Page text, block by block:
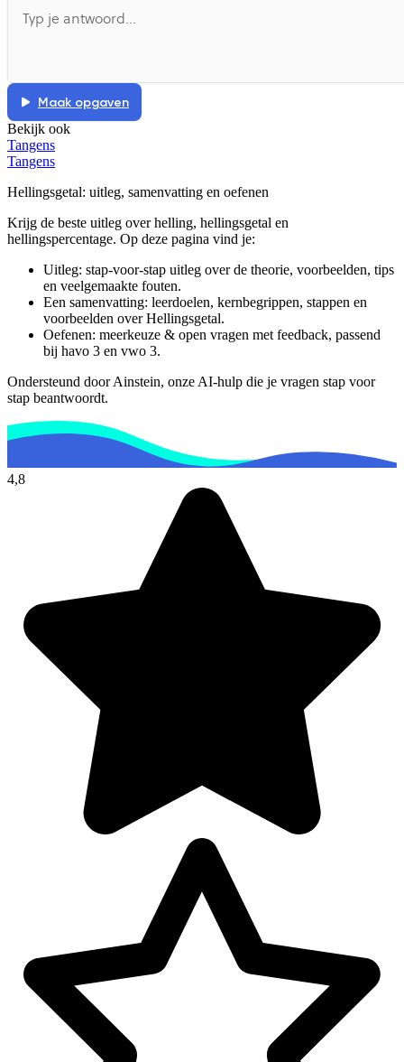
Maak opgaven
Bekijk ook
Tangens
Tangens
Hellingsgetal: uitleg, samenvatting en oefenen
Krijg de beste uitleg over helling, hellingsgetal en
hellingspercentage. Op deze pagina vind je:
Uitleg: stap-voor-stap uitleg over de theorie, voorbeelden, tips
en veelgemaakte fouten.
Een samenvatting: leerdoelen, kernbegrippen, stappen en
voorbeelden overHellingsgetal.
Oefenen: meerkeuze & open vragen met feedback, passend
bij havo 3 en vwo 3.
Ondersteund door Ainstein, onze AI-hulp die je vragen stap voor
stap beantwoordt.
4,8